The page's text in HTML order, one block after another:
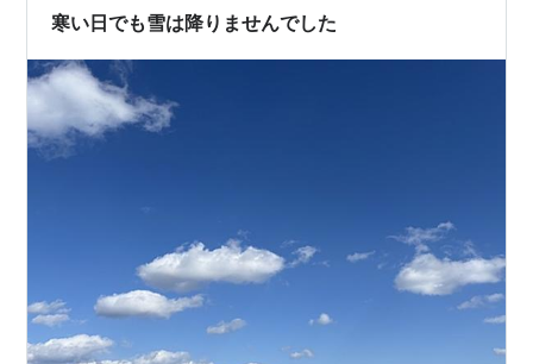
寒い日でも雪は降りませんでした